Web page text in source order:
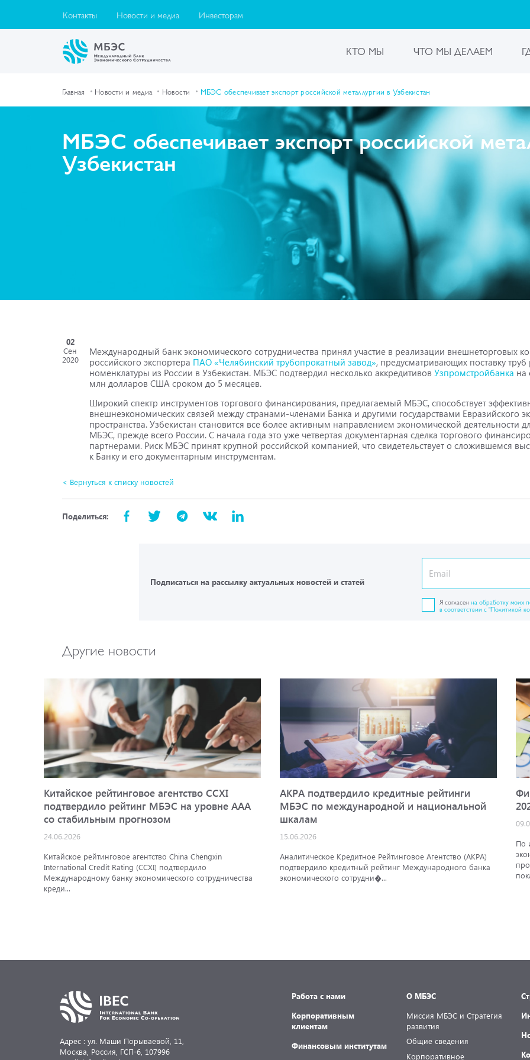
Контакты Новости и медиа Инвесторам
КТО МЫ ЧТО МЫ ДЕЛАЕМ
Главная Новости и медиа Новости МБЭС обеспечивает экспорт российской металлургии в Узбекистан
МБЭС обеспечивает экспорт российской
Узбекистан
02
Сен
2020
Международный банк экономического сотрудничества принял участие в реализации внешнеторговых
российского экспортера ПАО «Челябинский трубопрокатный завод», предусматривающих поставку труб
номенклатуры из России в Узбекистан. МБЭС подтвердил несколько аккредитивовУзпромстройбанка на
млн долларов США сроком до 5 месяцев.
Широкий спектр инструментов торгового финансирования, предлагаемый МБЭС, способствует
внешнеэкономических связей между странами-членами Банка и другими государствами Евразийского
пространства. Узбекистан становится все более активным направлением экономической деятельности
МБЭС, прежде всего России. С начала года это уже четвертая документарная сделка торгового
партнерами. Риск МБЭС принят крупной российской компанией, что свидетельствует о сложившемся
к Банку и его документарным инструментам.
< Вернуться к списку новостей
Поделиться:
Подписаться на рассылку актуальных новостей и статей
Я согласен на обработку моих
в соответствии с "Политикой
Другие новости
Китайское рейтинговое агентство CCXI
подтвердило рейтинг МБЭС на уровне AAA
со стабильным прогнозом
24.06.2026
Китайское рейтинговое агентство China Chengxin
International Credit Rating (CCXI) подтвердило
Международному банку экономического сотрудничества
креди...
АКРА подтвердило кредитные рейтинги
МБЭС по международной и национальной
шкалам
15.06.2026
Аналитическое Кредитное Рейтинговое Агентство (АКРА)
подтвердило кредитный рейтинг Международного банка
экономического сотрудни�...
По
Адрес : ул. Маши Порываевой, 11,
Москва, Россия, ГСП-6, 107996
Работа с нами
Корпоративным
клиентам
Финансовым институтам
О МБЭС
Миссия МБЭС и Стратегия
развития
Общие сведения
Корпоративное